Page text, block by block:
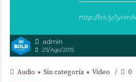
http://bit.ly/
admin
25/Ago/2015
Audio Sin categoría Video 0